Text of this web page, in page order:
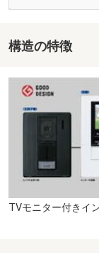
セブンイレブン小
スマートキー
構造の特徴
TVモニター付きイ